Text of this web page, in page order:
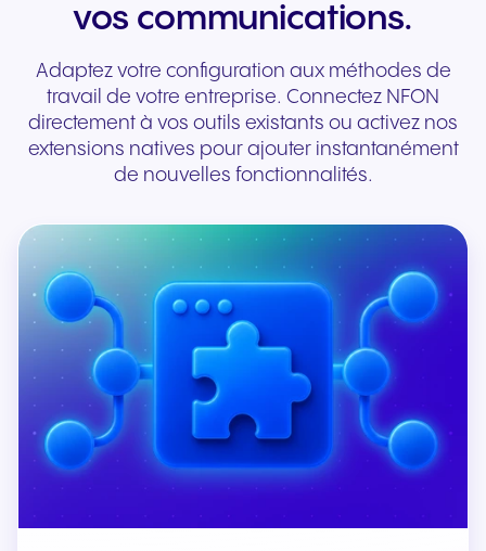
vos communications.
Adaptez votre configuration aux méthodes de
travail de votre entreprise. Connectez NFON
directement à vos outils existants ou activez nos
extensions natives pour ajouter instantanément
de nouvelles fonctionnalités.